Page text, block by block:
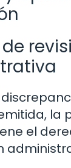
la
el